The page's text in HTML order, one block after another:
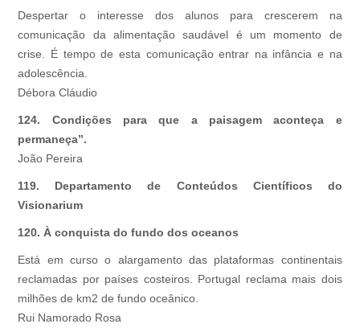
Despertar o interesse dos alunos para crescerem na
comunicação da alimentação saudável é um momento de
crise. É tempo de esta comunicação entrar na infância e na
adolescência.
Débora Cláudio
124. Condições para que a paisagem aconteça e
permaneça”.
João Pereira
119. Departamento de Conteúdos Científicos do
Visionarium
120. À conquista do fundo dos oceanos
Está em curso o alargamento das plataformas continentais
reclamadas por países costeiros. Portugal reclama mais dois
milhões de km2 de fundo oceânico.
Rui Namorado Rosa